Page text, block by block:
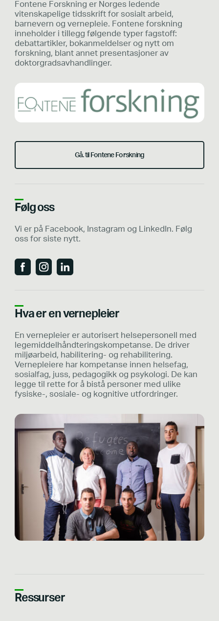
Fontene Forskning er Norges ledende
vitenskapelige tidsskrift for sosialt arbeid,
barnevern og vernepleie. Fontene forskning
inneholder i tillegg følgende typer fagstoff:
debattartikler, bokanmeldelser og nytt om
forskning, blant annet presentasjoner av
doktorgradsavhandlinger.
Gå. til Fontene Forskning
Følg oss
Vi er på Facebook, Instagram og LinkedIn. Følg
oss for siste nytt.
Hva er en vernepleier
En vernepleier er autorisert helsepersonell med
legemiddelhåndteringskompetanse. De driver
miljøarbeid, habilitering- og rehabilitering.
Vernepleiere har kompetanse innen helsefag,
sosialfag, juss, pedagogikk og psykologi. De kan
legge til rette for å bistå personer med ulike
fysiske-, sosiale- og kognitive utfordringer.
Ressurser